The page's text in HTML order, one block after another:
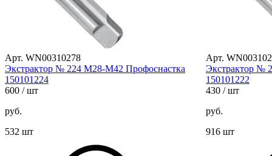
Арт. WN00310278
Экстрактор № 224 М28-М42 Профоснастка
150101224
600 / шт
руб.
532 шт
Арт.
Экстрактор №
150101222
430 / шт
руб.
916 шт